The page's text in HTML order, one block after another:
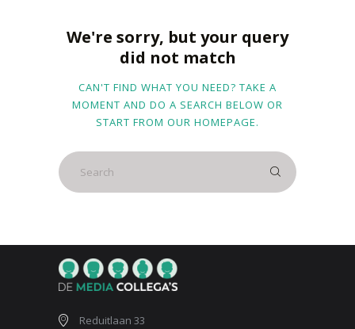
We're sorry, but your query
did not match
CAN'T FIND WHAT YOU NEED? TAKE A
MOMENT AND DO A SEARCH BELOW OR
START FROM OUR HOMEPAGE.
Reduitlaan 33